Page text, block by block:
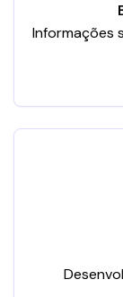
Informações